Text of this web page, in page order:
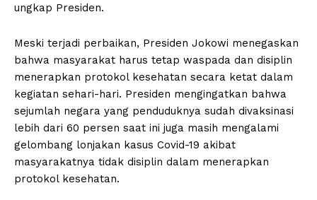
ungkap Presiden.
Meski terjadi perbaikan, Presiden Jokowi menegaskan
bahwa masyarakat harus tetap waspada dan disiplin
menerapkan protokol kesehatan secara ketat dalam
kegiatan sehari-hari. Presiden mengingatkan bahwa
sejumlah negara yang penduduknya sudah divaksinasi
lebih dari 60 persen saat ini juga masih mengalami
gelombang lonjakan kasus Covid-19 akibat
masyarakatnya tidak disiplin dalam menerapkan
protokol kesehatan.